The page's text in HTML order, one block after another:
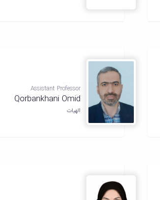
Assistant Professor
Qorbankhani Omid
الهیات